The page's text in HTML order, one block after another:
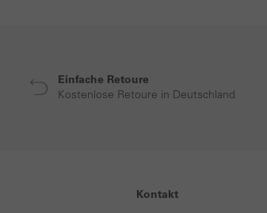
Einfache Retoure
Kostenlose Retoure in Deutschland
Kontakt